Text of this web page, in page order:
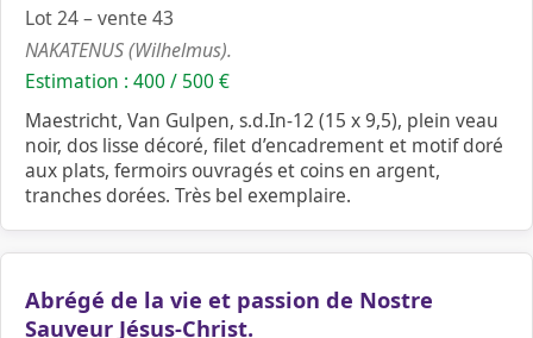
Lot 24 – vente 43
NAKATENUS (Wilhelmus).
Estimation : 400 / 500 €
Maestricht, Van Gulpen, s.d.In-12 (15 x 9,5), plein veau
noir, dos lisse décoré, filet d’encadrement et motif doré
aux plats, fermoirs ouvragés et coins en argent,
tranches dorées. Très bel exemplaire.
Abrégé de la vie et passion de Nostre
Sauveur Jésus-Christ.